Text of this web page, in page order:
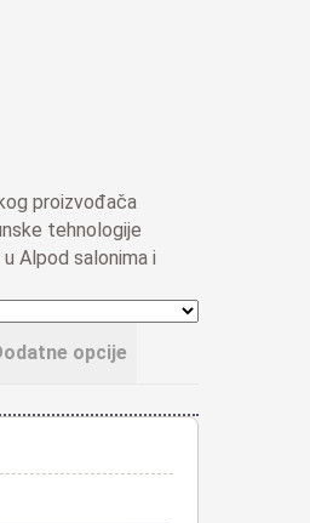
proizvođača
tehnologije
Alpod salonima i
opcije